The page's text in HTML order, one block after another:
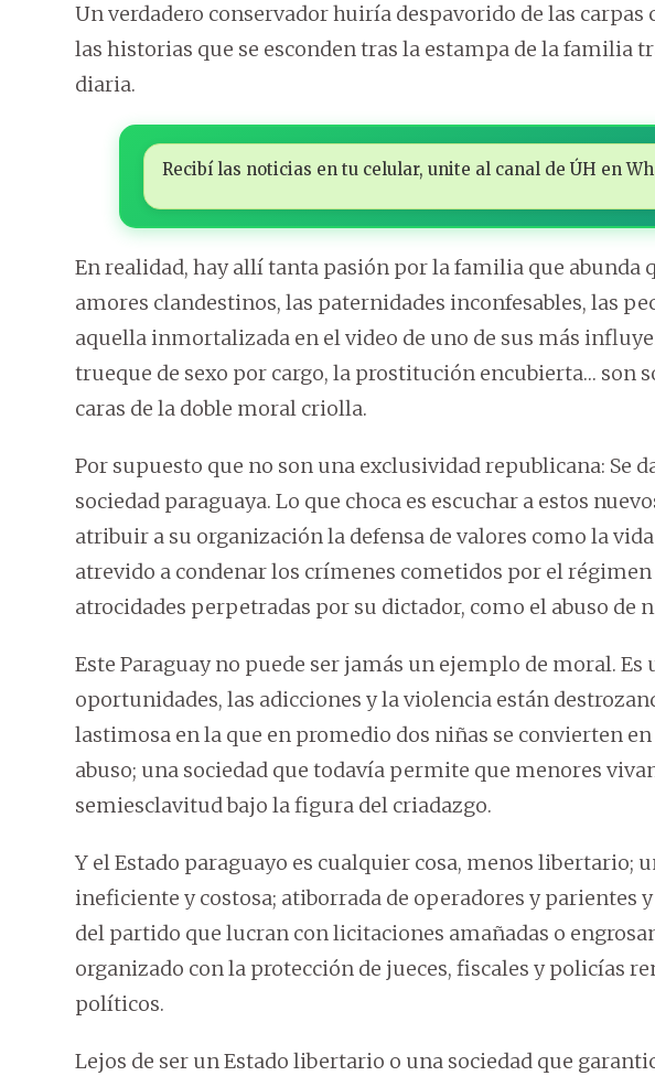
Un verdadero conservador huiría despavorido de las carpas
las historias que se esconden tras la estampa de la familia
diaria.
Recibí las noticias en tu celular, unite al canal de ÚH en
En realidad, hay allí tanta pasión por la familia que abunda
amores clandestinos, las paternidades inconfesables, las
aquella inmortalizada en el video de uno de sus más
trueque de sexo por cargo, la prostitución encubierta… son
caras de la doble moral criolla.
Por supuesto que no son una exclusividad republicana: Se
sociedad paraguaya. Lo que choca es escuchar a estos
atribuir a su organización la defensa de valores como la
atrevido a condenar los crímenes cometidos por el
atrocidades perpetradas por su dictador, como el abuso de
Este Paraguay no puede ser jamás un ejemplo de moral. Es
oportunidades, las adicciones y la violencia están
lastimosa en la que en promedio dos niñas se convierten
abuso; una sociedad que todavía permite que menores
semiesclavitud bajo la figura del criadazgo.
Y el Estado paraguayo es cualquier cosa, menos libertario;
ineficiente y costosa; atiborrada de operadores y parientes
del partido que lucran con licitaciones amañadas o
organizado con la protección de jueces, fiscales y policías
políticos.
Lejos de ser un Estado libertario o una sociedad que